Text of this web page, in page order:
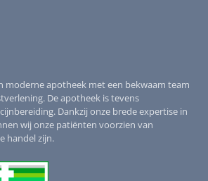
moderne apotheek met een bekwaam team
De apotheek is tevens
Dankzij onze brede expertise in
wij onze patiënten voorzien van
handel zijn.